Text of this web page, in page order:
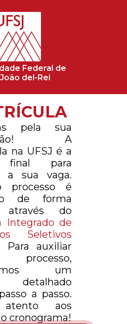
Federal de
del-Rei
pela sua
A
na UFSJ é a
final para
a sua vaga.
processo é
de forma
do
Integrado de
Seletivos
Para auxiliar
processo,
um
detalhado
a passo.
aos
cronograma!